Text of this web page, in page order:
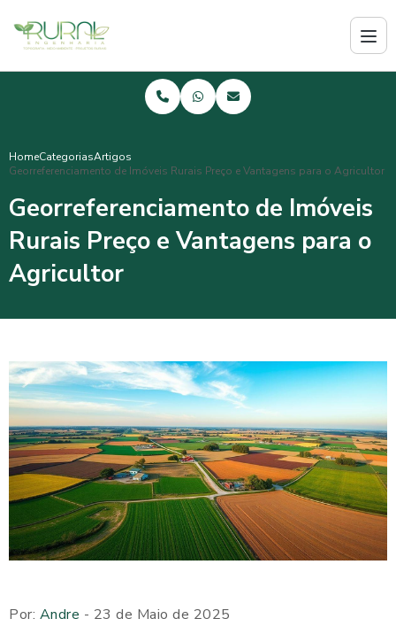
HomeCategoriasArtigos
Georreferenciamento de Imóveis Rurais Preço e Vantagens para o Agricultor
Georreferenciamento de Imóveis
Rurais Preço e Vantagens para o
Agricultor
Por: Andre - 23 de Maio de 2025